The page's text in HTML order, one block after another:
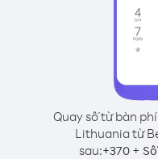
Quay số từ bàn
Lithuania từ
sau:+370 +